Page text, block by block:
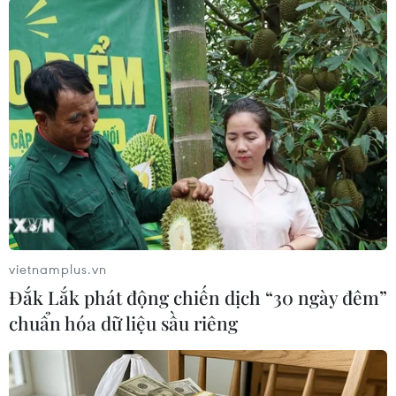
(TTXVN/Vietnam+)
vietnamplus.vn
Đắk Lắk phát động chiến dịch “30 ngày đêm”
chuẩn hóa dữ liệu sầu riêng